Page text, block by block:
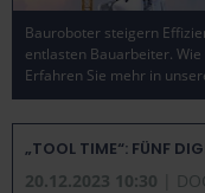
Bauroboter steigern
entlasten Bauarbeiter.
Erfahren Sie mehr in
„TOOL TIME“: FÜNF
20.12.2023 10:30
|